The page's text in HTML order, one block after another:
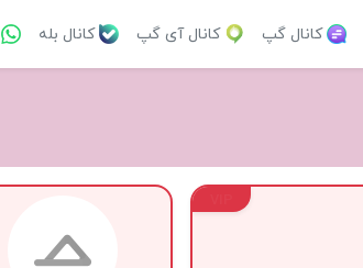
کانال گپ کانال آی گپ کانال بله